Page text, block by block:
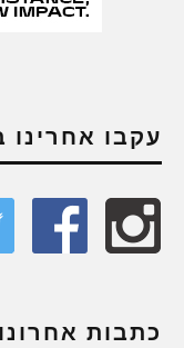
עקבו אחרינו
כתבות